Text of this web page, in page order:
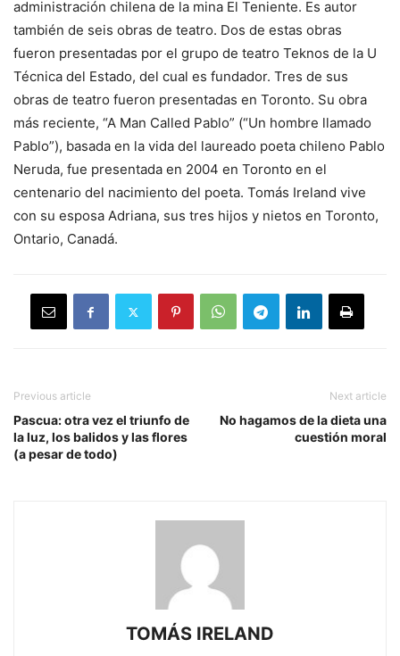
administración chilena de la mina El Teniente. Es autor
también de seis obras de teatro. Dos de estas obras
fueron presentadas por el grupo de teatro Teknos de la U
Técnica del Estado, del cual es fundador. Tres de sus
obras de teatro fueron presentadas en Toronto. Su obra
más reciente, “A Man Called Pablo” (“Un hombre llamado
Pablo”), basada en la vida del laureado poeta chileno Pablo
Neruda, fue presentada en 2004 en Toronto en el
centenario del nacimiento del poeta. Tomás Ireland vive
con su esposa Adriana, sus tres hijos y nietos en Toronto,
Ontario, Canadá.
Previous article
Pascua: otra vez el triunfo de
la luz, los balidos y las flores
(a pesar de todo)
Next article
No hagamos de la dieta una
cuestión moral
TOMÁS IRELAND